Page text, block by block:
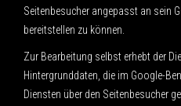
Seitenbesucher angepasst an sein
bereitstellen zu können.
Zur Bearbeitung selbst erhebt der
Hintergrunddaten, die im Google-
Diensten über den Seitenbesucher